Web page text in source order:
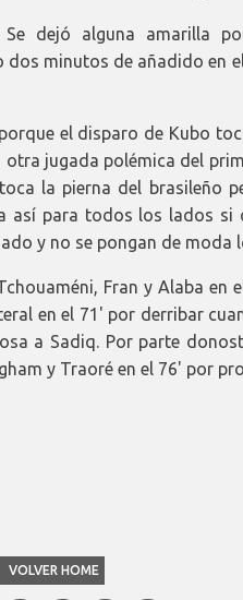
dejó alguna amarilla
minutos de añadido en
el disparo de Kubo
otra jugada polémica del
la pierna del brasileño
así para todos los lados si
y no se pongan de moda
Fran y Alaba en
en el 71' por derribar
a Sadiq. Por parte
y Traoré en el 76' por
VOLVER HOME